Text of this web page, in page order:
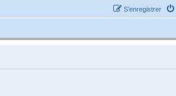
S’enregistrer